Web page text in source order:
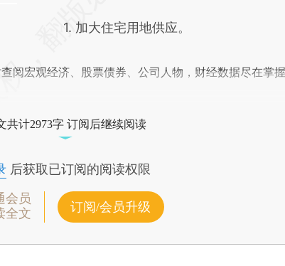
1. 加大住宅用地供应。
查阅宏观经济、股票债券、公司人物，财经数据尽在掌握
共计2973字 订阅后继续阅读
后获取已订阅的阅读权限
会员
全文
订阅/会员升级